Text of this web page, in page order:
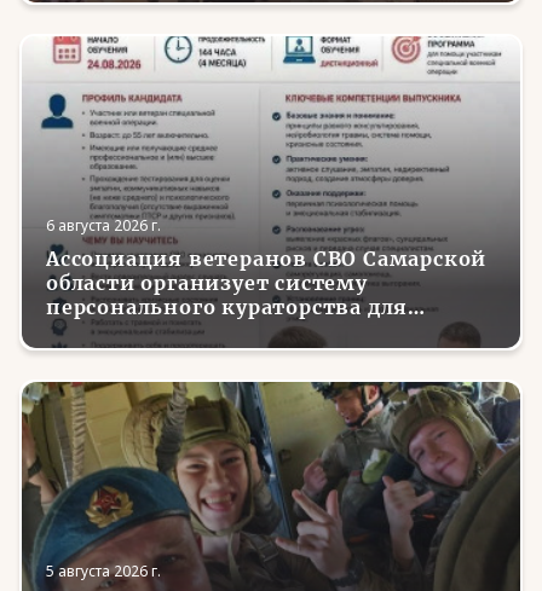
6 августа 2026 г.
Ассоциация ветеранов СВО Самарской
области организует систему
персонального кураторства для
трудоустройства и социализации
вернувшихся с фронта бойцов
5 августа 2026 г.